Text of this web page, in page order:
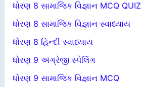
ધોરણ 8 સામાજિક વિજ્ઞાન MCQ QUIZ
ધોરણ 8 સામાજિક વિજ્ઞાન સ્વાધ્યાય
ધોરણ 8 હિન્દી સ્વાધ્યાય
ધોરણ 9 અંગ્રેજી સ્પેલિંગ
ધોરણ 9 સામાજિક વિજ્ઞાન MCQ